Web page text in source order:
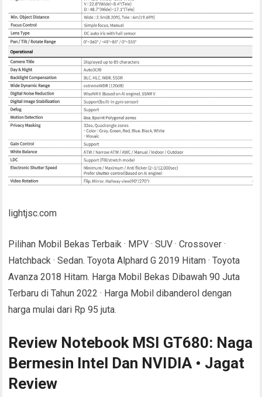
lightjsc.com
Pilihan Mobil Bekas Terbaik · MPV · SUV · Crossover ·
Hatchback · Sedan. Toyota Alphard G 2019 Hitam · Toyota
Avanza 2018 Hitam. Harga Mobil Bekas Dibawah 90 Juta
Terbaru di Tahun 2022 · Harga Mobil dibanderol dengan
harga mulai dari Rp 95 juta.
Review Notebook MSI GT680: Naga
Bermesin Intel Dan NVIDIA • Jagat
Review